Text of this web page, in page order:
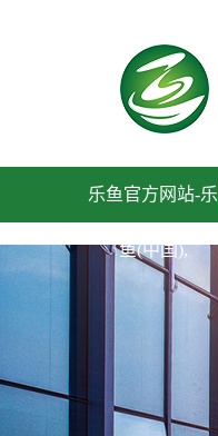
乐鱼官方网站-乐
鱼(中国),